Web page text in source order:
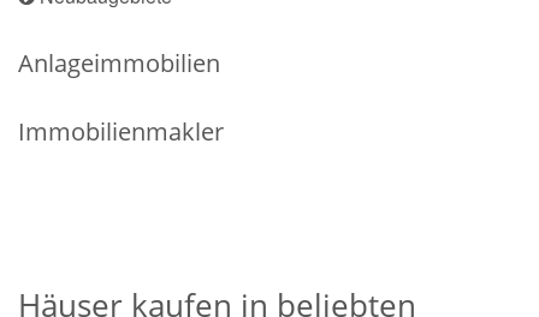
Anlageimmobilien
Immobilienmakler
Häuser kaufen in beliebten